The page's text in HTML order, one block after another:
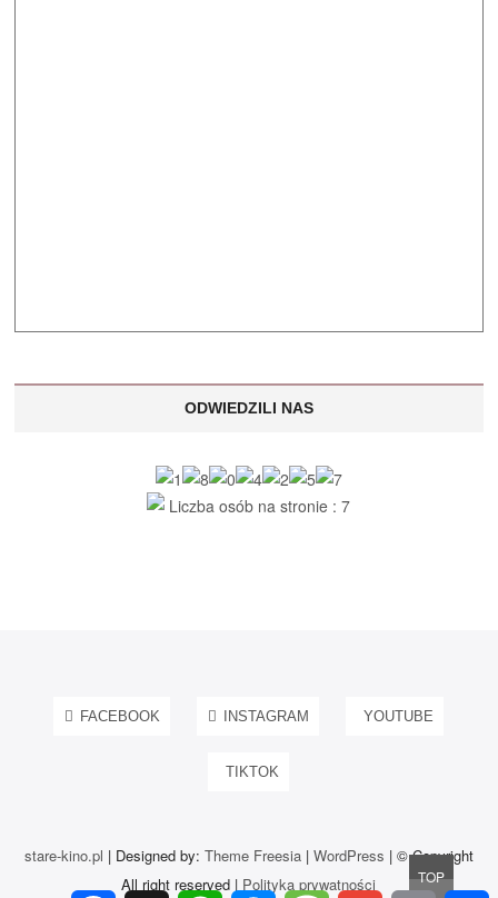
ODWIEDZILI NAS
Liczba osób na stronie : 7
FACEBOOK INSTAGRAM YOUTUBE
TIKTOK
stare-kino.pl | Designed by: Theme Freesia| WordPress | © Copyright
All right reserved | Polityka prywatności
Go
to
TOP